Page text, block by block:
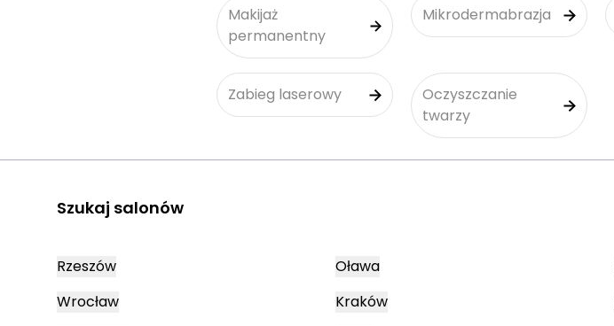
Makijaż
permanentny
Mikrodermabrazja
Zabieg laserowy
Oczyszczanie
twarzy
Szukaj salonów
Rzeszów
Wrocław
Oława
Kraków